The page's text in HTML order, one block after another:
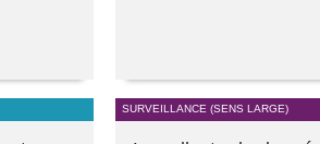
SURVEILLANCE (SENS LARGE)